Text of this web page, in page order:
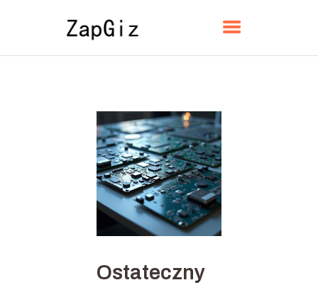
ZAPGIZ
KONTAKT
POLITYKA
POLSKI
Ostateczny